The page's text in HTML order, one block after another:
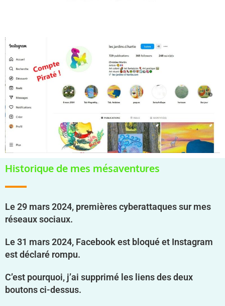
Historique de mes mésaventures
Le 29 mars 2024, premières cyberattaques sur mes
réseaux sociaux.
Le 31 mars 2024, Facebook est bloqué et Instagram
est déclaré rompu.
C’est pourquoi, j’ai supprimé les liens des deux
boutons ci-dessus.